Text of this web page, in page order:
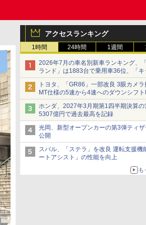
アクセスランキング
1時間 24時間 1週間
2026年7月の車名別新車ランキング、
ランド」は1883台で乗用車36位、「キ
は2591台で27位に
トヨタ、「GR86」一部改良 3眼カメ
MT仕様の5速から4速へのダウンシフ
作性向上など
ホンダ、2027年3月期第1四半期決算の
5307億円で過去最高を記録
光岡、新型オープンカーの第3弾ティ
公開
スバル、「ステラ」を改良 運転支援機
ートアシスト」の性能を向上
も